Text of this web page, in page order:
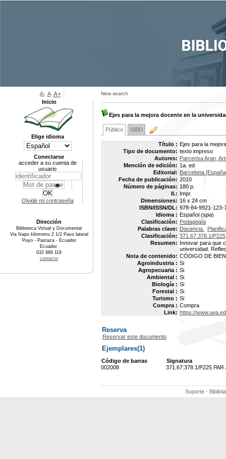
New search
Ejes para la mejora docente en la
Público ISBD
Título : Ejes para la
Tipo de documento: texto impreso
Autores: Parcerisa Aran,
Mención de edición: 1a. ed
Editorial: Barcelona
Fecha de publicación: 2010
Número de páginas: 180 p.
Il.: Impr.
Dimensiones: 16 x 24 cm
ISBN/ISSN/DL: 978-84-9921-123-
Idioma : Español (spa)
Clasificación: Pedagogía
Palabras clave: Docencia.
Clasificación: 371.67:378.1/P225
Resumen: Innovar para que
universidad.
Nota de contenido: CÓDIGO DE
Agroindustria : Si
Agropecuaria : Si
Ambiental : Si
Biología : Si
Forestal : Si
Turismo : Si
Compra : Compra
Link: https://
Reserva
Reservar este documento
Ejemplares(1)
Código de barras
Signatura
002008
371.67:378.1/P225 PAR
Soporte -
A- A A+
Inicio
Elige idioma
Conectarse
acceder a su cuenta de
usuario
Olvidé mi contraseña
Dirección
Biblioteca Virtual y Documental
Via Napo kilometro 2 1/2 Paso lateral
Puyo - Pastaza - Ecuador
Ecuador
032 889 118
contacto